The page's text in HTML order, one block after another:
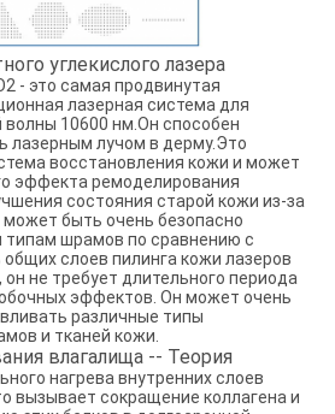
углекислого лазера
- это самая продвинутая
лазерная система для
волны 10600 нм.Он способен
лазерным лучом в дерму.Это
восстановления кожи и может
эффекта ремоделирования
состояния старой кожи из-за
быть очень безопасно
типам шрамов по сравнению с
слоев пилинга кожи лазеров
он не требует длительного периода
эффектов. Он может очень
различные типы
и тканей кожи.
влагалища -- Теория
нагрева внутренних слоев
вызывает сокращение коллагена и